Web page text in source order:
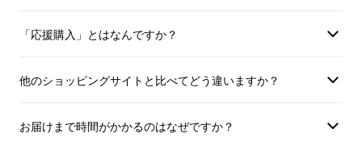
「応援購入」とはなんですか？
他のショッピングサイトと比べてどう違いますか？
お届けまで時間がかかるのはなぜですか？